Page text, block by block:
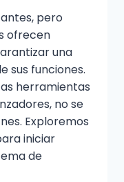
pero
ofrecen
una
sus funciones.
herramientas
no se
Exploremos
iniciar
de